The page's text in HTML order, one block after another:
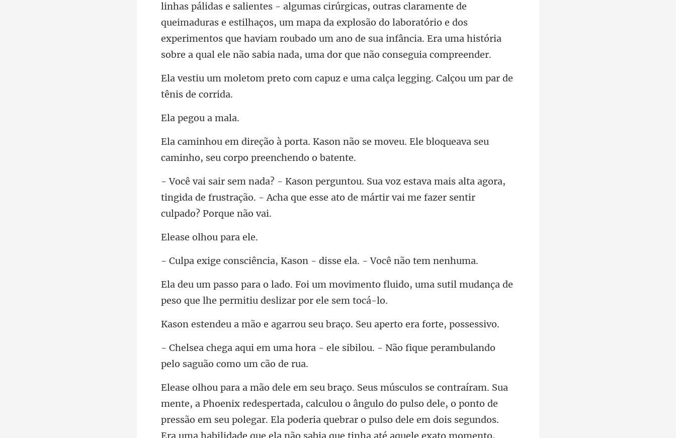
linhas pálidas e salientes - algumas cirúrgicas, outras claramente de
queimaduras e estilhaços, um mapa da ex
capuz e uma calça legging. Cal
egou
n não se moveu. Ele bloqueava seu
cam
a mais alta agora,
tingida de frustração. - Acha que esse
olhou p
ia, Kason - disse ela.
ento fluido, uma sutil mudança de
peso que
arrou seu braço. Seu aper
ele sibilou. - Não fique perambul
ou o ângulo do pulso dele, o ponto de
pressão em seu polegar. Ela poderia quebrar o pulso dele em dois segundos.